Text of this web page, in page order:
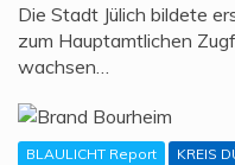
Die Stadt Jülich bildete
zum Hauptamtlichen
wachsen…
BLAULICHT Report KREIS